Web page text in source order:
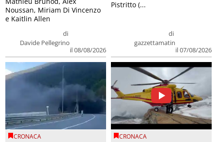
di
Davide Pellegrino
il 08/08/2026
Noussan, Miriam Di Vincenzo
e Kaitlin Allen
di
gazzettamatin
il 07/08/2026
Pistritto (...
CRONACA CRONACA